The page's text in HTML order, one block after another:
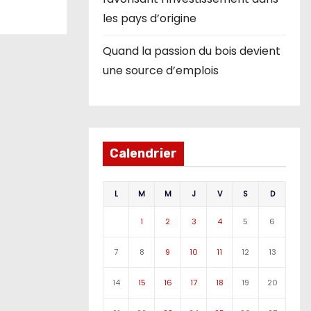
les pays d’origine
Quand la passion du bois devient
une source d’emplois
Calendrier
L M M J V S D
1 2 3 4 5 6
7 8 9 10 11 12 13
14 15 16 17 18 19 20